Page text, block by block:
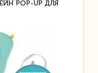
POP-UP ДЛЯ